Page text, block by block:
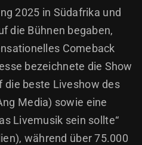
2025 in Südafrika und
die Bühnen begaben,
Comeback
bezeichnete die Show
die beste Liveshow des
Media) sowie eine
Livemusik sein sollte“
während über 75.000